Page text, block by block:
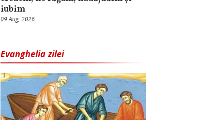
iubim
09 Aug, 2026
Evanghelia zilei